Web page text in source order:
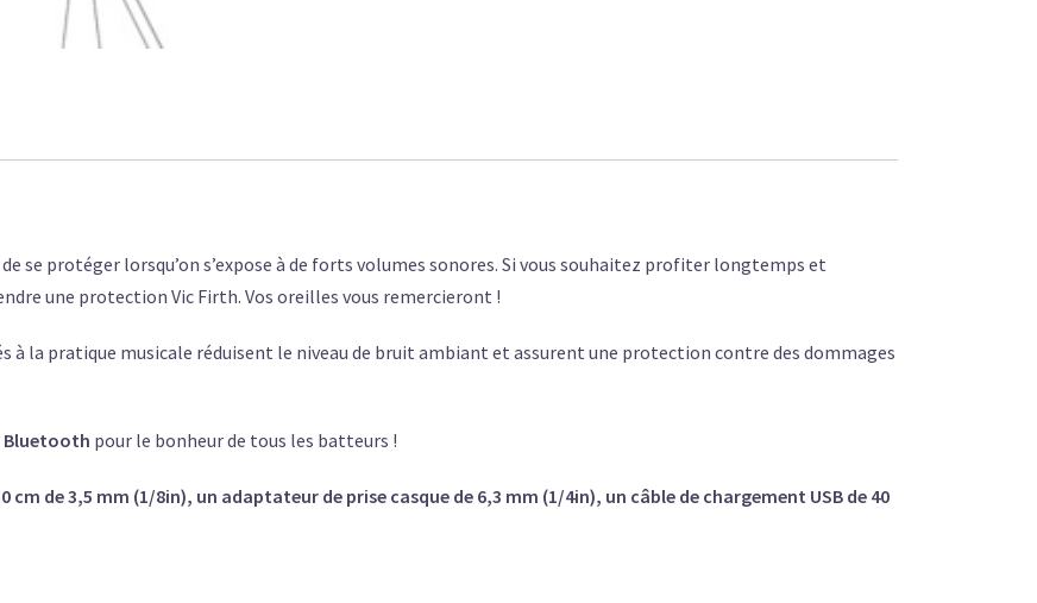
se protéger lorsqu’on s’expose à de forts volumes sonores. Si vous souhaitez profiter longtemps et
une protection Vic Firth. Vos oreilles vous remercieront !
à la pratique musicale réduisent le niveau de bruit ambiant et assurent une protection contre des dommages
Bluetooth pour le bonheur de tous les batteurs !
cm de 3,5 mm (1/8in), un adaptateur de prise casque de 6,3 mm (1/4in), un câble de chargement USB de 40